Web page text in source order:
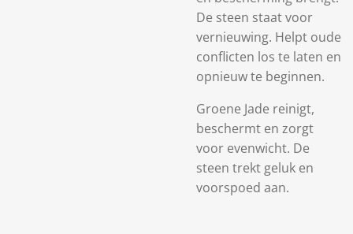
De steen staat voor
vernieuwing. Helpt oude
conflicten los te laten en
opnieuw te beginnen.
Groene Jade reinigt,
beschermt en zorgt
voor evenwicht. De
steen trekt geluk en
voorspoed aan.